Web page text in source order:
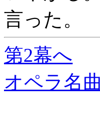
言った。
第2幕へ
オペラ名